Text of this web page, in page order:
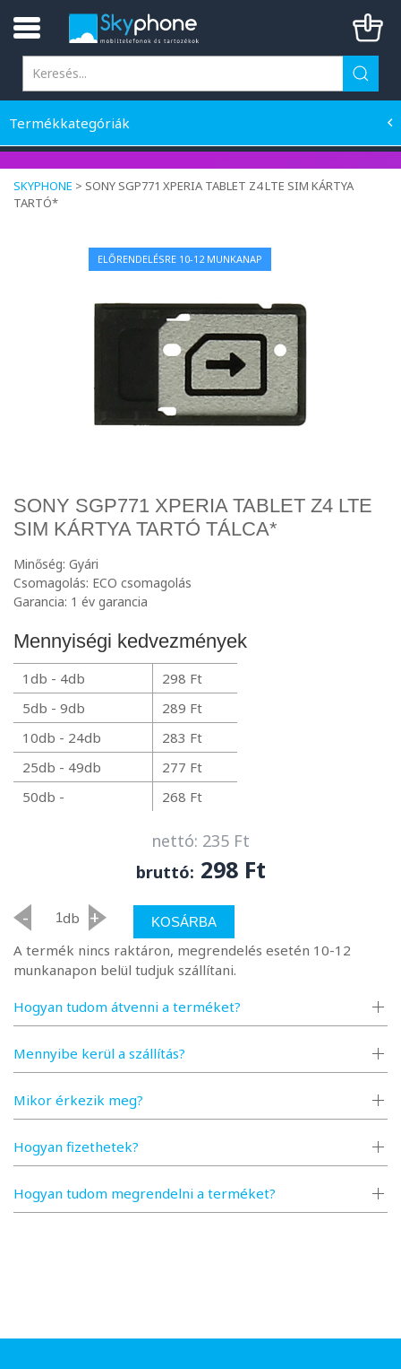
Termékkategóriák
SKYPHONE > SONY SGP771 XPERIA TABLET Z4 LTE SIM KÁRTYA
TARTÓ*
ELŐRENDELÉSRE 10-12 MUNKANAP
SONY SGP771 XPERIA TABLET Z4 LTE
SIM KÁRTYA TARTÓ TÁLCA*
Minőség: Gyári
Csomagolás: ECO csomagolás
Garancia: 1 év garancia
Mennyiségi kedvezmények
1db - 4db
298 Ft
5db - 9db
289 Ft
10db - 24db
283 Ft
25db - 49db
277 Ft
50db -
268 Ft
nettó: 235 Ft
bruttó: 298 Ft
- db + KOSÁRBA
A termék nincs raktáron, megrendelés esetén 10-12
munkanapon belül tudjuk szállítani.
Hogyan tudom átvenni a terméket?
Mennyibe kerül a szállítás?
Mikor érkezik meg?
Hogyan fizethetek?
Hogyan tudom megrendelni a terméket?